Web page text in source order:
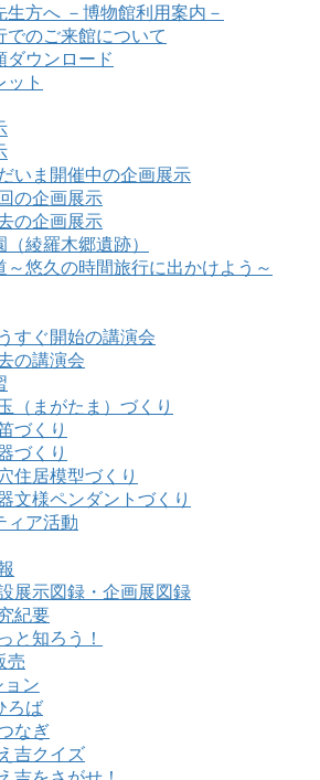
生方へ －博物館利用案内－
でのご来館について
ダウンロード
ット
いま開催中の企画展示
の企画展示
の企画展示
（綾羅木郷遺跡）
～悠久の時間旅行に出かけよう～
すぐ開始の講演会
の講演会
（まがたま）づくり
づくり
づくり
住居模型づくり
文様ペンダントづくり
ィア活動
展示図録・企画展図録
紀要
と知ろう！
売
ョン
ろば
なぎ
吉クイズ